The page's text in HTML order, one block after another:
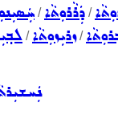
/ܕܲܪܵܪܘܼܬܵܐ /
/ܙܪܝܼܙܘܼܬܵܐ/